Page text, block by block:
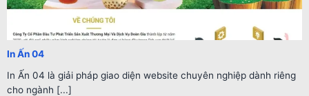
In Ấn 04
In Ấn 04 là giải pháp giao diện website chuyên nghiệp dành riêng
cho ngành [...]